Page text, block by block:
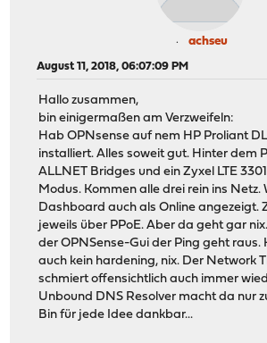
achseu
August 11, 2018, 06:07:09 PM
Hallo zusammen,
bin einigermaßen am Verzweifeln:
Hab OPNsense auf nem HP Proliant
installiert. Alles soweit gut. Hinter dem
ALLNET Bridges und ein Zyxel LTE
Modus. Kommen alle drei rein ins Netz.
Dashboard auch als Online angezeigt.
jeweils über PPoE. Aber da geht gar
der OPNSense-Gui der Ping geht raus.
auch kein hardening, nix. Der Network
schmiert offensichtlich auch immer
Unbound DNS Resolver macht da nur
Bin für jede Idee dankbar...